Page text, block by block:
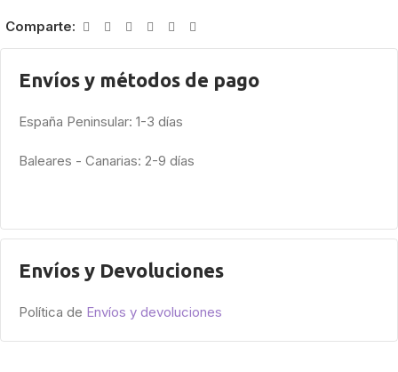
Comparte:
Envíos y métodos de pago
España Peninsular: 1-3 días
Baleares - Canarias: 2-9 días
Envíos y Devoluciones
Política de Envíos y devoluciones